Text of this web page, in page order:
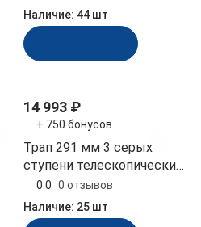
креплением (040176GT)
Наличие: 44 шт
14 993 ₽
+ 750 бонусов
Трап 291 мм 3 серых
ступени телескопический
выдвижной с
фиксирующим
механизмом (040140GT)
0.0 0 отзывов
Наличие: 25 шт